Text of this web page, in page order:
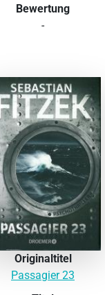
Bewertung
-
Originaltitel
Passagier 23